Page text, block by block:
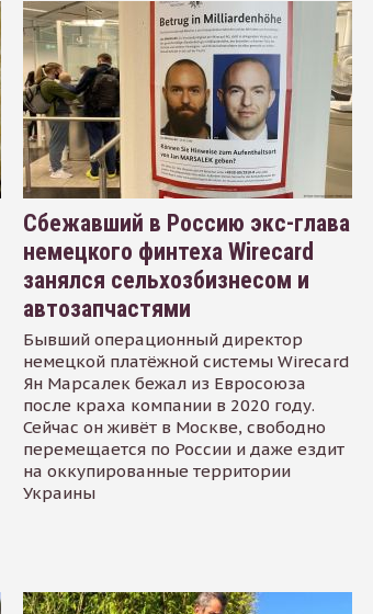
Сбежавший в Россию экс-глава
немецкого финтеха Wirecard
занялся сельхозбизнесом и
автозапчастями
Бывший операционный директор
немецкой платёжной системы Wirecard
Ян Марсалек бежал из Евросоюза
после краха компании в 2020 году.
Сейчас он живёт в Москве, свободно
перемещается по России и даже ездит
на оккупированные территории
Украины